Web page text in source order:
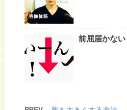
前屈届かない